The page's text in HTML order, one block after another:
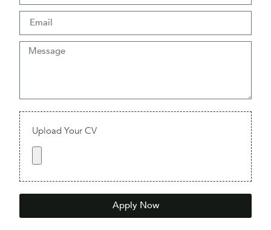
Apply Now